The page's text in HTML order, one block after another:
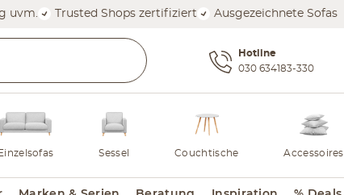
uvm. Trusted Shops zertifiziert Ausgezeichnete Sofas
Hotline
030 634183-330
Einzelsofas Sessel Couchtische Accessoires